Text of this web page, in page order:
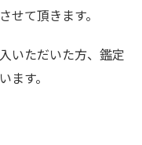
せて頂きます。
いただいた方、鑑定
ます。